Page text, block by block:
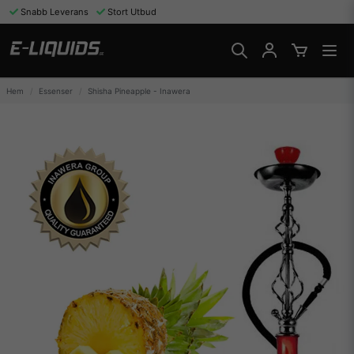
Snabb Leverans Stort Utbud
Hem Essenser Shisha Pineapple - Inawera